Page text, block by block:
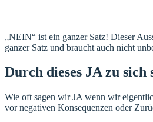
„NEIN“ ist ein ganzer Satz! Dieser
ganzer Satz und braucht auch nicht
Durch dieses JA zu sich
Wie oft sagen wir JA wenn wir
vor negativen Konsequenzen oder